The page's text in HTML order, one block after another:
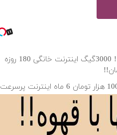
⏳فرصت محدود!! 3000گیگ اینترنت خانگی 180 روزه
🎉با ماهی فقط 100 هزار تومان 6 ماه اینترنت پرسرعت
فیلم و سریال با اینترنت خانگی
100